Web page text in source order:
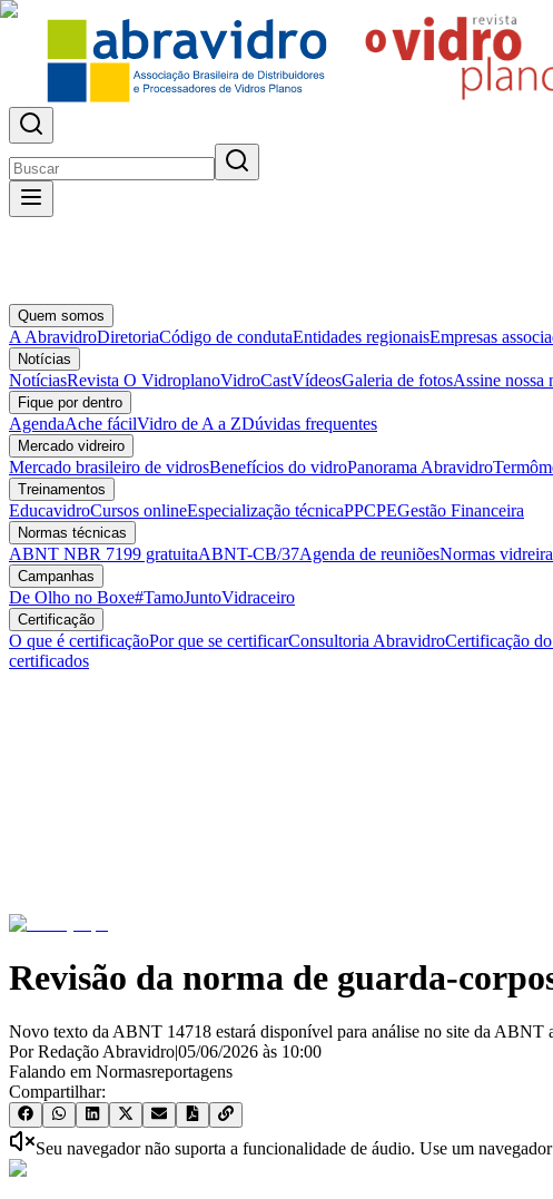
Quem somos
A AbravidroDiretoriaCódigo de condutaEntidades regionaisEmpresas
Notícias
NotíciasRevista O VidroplanoVidroCastVídeosGaleria de fotosAssine nossa
Fique por dentro
AgendaAche fácilVidro de A a ZDúvidas frequentes
Mercado vidreiro
Mercado brasileiro de vidrosBenefícios do vidroPanorama Abravidro
Treinamentos
EducavidroCursos onlineEspecialização técnicaPPCPEGestão Financeira
Normas técnicas
ABNT NBR 7199 gratuitaABNT-CB/37Agenda de reuniõesNormas
Campanhas
De Olho no Boxe#TamoJuntoVidraceiro
Certificação
O que é certificaçãoPor que se certificarConsultoria AbravidroCertificação
certificados
Revisão da norma de guarda-
Novo texto da ABNT 14718 estará disponível para análise no site da ABNT
Por Redação Abravidro|05/06/2026 às 10:00
Falando em Normasreportagens
Compartilhar:
Seu navegador não suporta a funcionalidade de áudio. Use um